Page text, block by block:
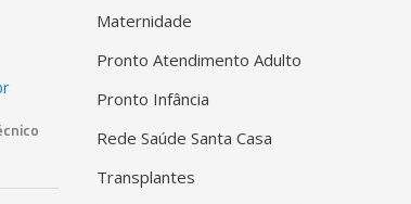
Maternidade
Pronto Atendimento Adulto
Pronto Infância
Rede Saúde Santa Casa
Transplantes